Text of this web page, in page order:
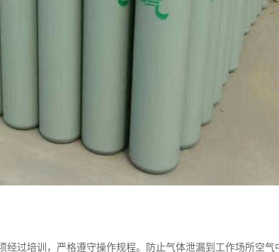
经过培训，严格遵守操作规程。防止气体泄漏到工作场所空气